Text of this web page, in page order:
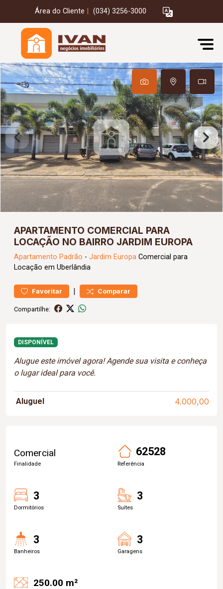
Área do Cliente (034) 3256-3000
APARTAMENTO COMERCIAL PARA
LOCAÇÃO NO BAIRRO JARDIM EUROPA
Apartamento Padrão - Jardim Europa Comercial para
Locação em Uberlândia
Favoritar | Comparar
Compartilhe:
DISPONÍVEL
Alugue este imóvel agora! Agende sua visita e conheça
o lugar ideal para você.
Aluguel 4.000,00
Comercial
Finalidade
62528
Referência
3
Dormitórios
3
Suítes
3
Banheiros
3
Garagens
250.00 m²